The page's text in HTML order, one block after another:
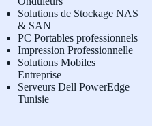
Solutions de Stockage NAS
& SAN
PC Portables professionnels
Impression Professionnelle
Solutions Mobiles
Entreprise
Serveurs Dell PowerEdge
Tunisie